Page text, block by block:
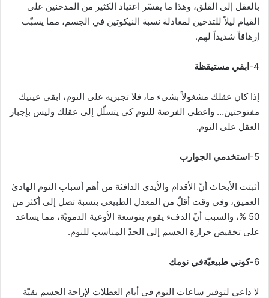
بالعقل إلى القلق، وهذا ما يفسّر اعتياد الكثير من المدخنين على
القيام ليلاً للتدخين لمعادلة نسبة النيكوتين في الجسم، مما يسبّب
إرهاقاً شديداً لهم.
4- ابقي مستيقظة
إذا كان عقلك مشغولاً بشيء ما، فلا تجبريه على النوم، ابقي عينيك
مفتوحتين… واعطي الفرصة للنوم كي يتسلّل إلى عقلك وليس بإجبار
العقل على النوم.
5- استخدمي الجوارب
أثبتت الأبحاث أنّ الأقدام والأيدي الدافئة من أهم أسباب النوم الهادئ
العميق، وفي وقت أقلّ من المعدل الطبيعي بنسبة تصل إلى أكثر من
50 %، والسبب أنّ الدفء يقوم بتوسعة الأوعية الدمويّة، مما يساعد
على تخفيض حرارة الجسم إلى الحدّ المناسب للنوم.
6- كوني طبيعيّةفي نومك
لا داعي لتوفير ساعات النوم في أيام العطلات لإراحة الجسم بقيّة